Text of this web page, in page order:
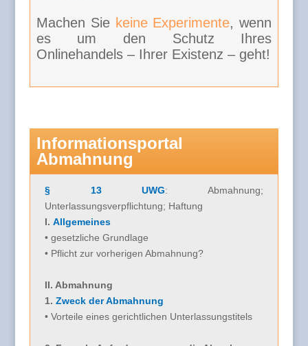
Machen Sie keine Experimente, wenn
es um den Schutz Ihres
Onlinehandels – Ihrer Existenz – geht!
Informationsportal
Abmahnung
§ 13 UWG: Abmahnung;
Unterlassungsverpflichtung; Haftung
I. Allgemeines
• gesetzliche Grundlage
• Pflicht zur vorherigen Abmahnung?
II. Abmahnung
1. Zweck der Abmahnung
• Vorteile eines gerichtlichen Unterlassungstitels